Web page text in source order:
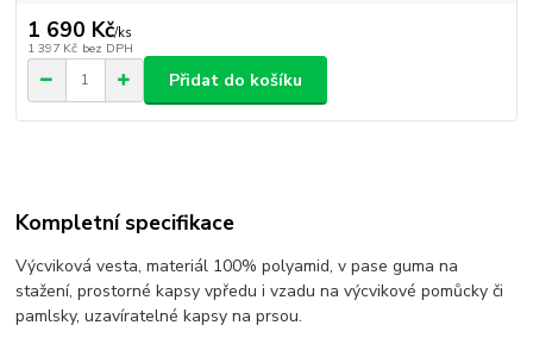
1 690 Kč/ks
1 397 Kč bez DPH
Přidat do košíku
Kompletní specifikace
Výcviková vesta, materiál 100% polyamid, v pase guma na
stažení, prostorné kapsy vpředu i vzadu na výcvikové pomůcky či
pamlsky, uzavíratelné kapsy na prsou.